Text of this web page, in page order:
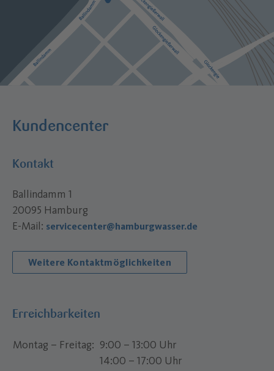
Kundencenter
Kontakt
Ballindamm 1
20095 Hamburg
E-Mail: servicecenter@hamburgwasser.de
Weitere Kontaktmöglichkeiten
Erreichbarkeiten
Montag – Freitag
9:00 – 13:00 Uhr
14:00 – 17:00 Uhr